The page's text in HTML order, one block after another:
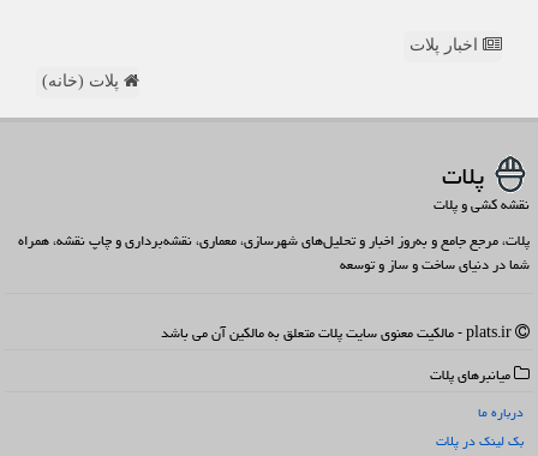
اخبار پلات
پلات (خانه)
پلات
نقشه کشی و پلات
پلات، مرجع جامع و به‌روز اخبار و تحلیل‌های شهرسازی، معماری، نقشه‌برداری و چاپ نقشه، همراه
شما در دنیای ساخت و ساز و توسعه
میانبرهای پلات
درباره ما
بک لینک در پلات